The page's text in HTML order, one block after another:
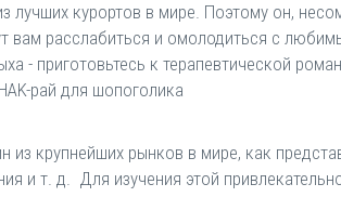
лучших курортов в мире. Поэтому он,
вам расслабиться и омолодиться с
- приготовьтесь к терапевтической
рай для шопоголика
из крупнейших рынков в мире, как
и т. д. Для изучения этой